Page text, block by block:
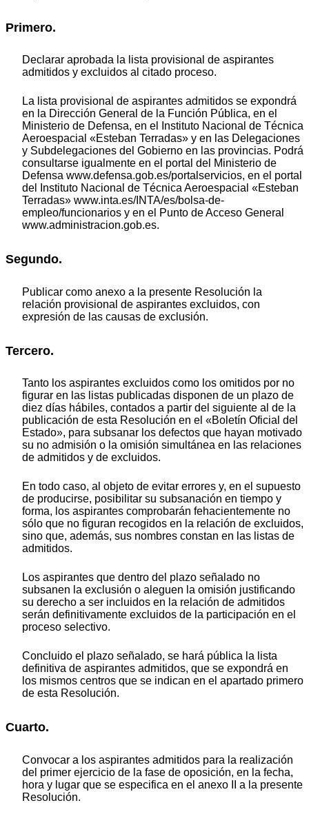
Primero.
Declarar aprobada la lista provisional de aspirantes
admitidos y excluidos al citado proceso.
La lista provisional de aspirantes admitidos se expondrá
en la Dirección General de la Función Pública, en el
Ministerio de Defensa, en el Instituto Nacional de Técnica
Aeroespacial «Esteban Terradas» y en las Delegaciones
y Subdelegaciones del Gobierno en las provincias. Podrá
consultarse igualmente en el portal del Ministerio de
Defensa www.defensa.gob.es/portalservicios, en el portal
del Instituto Nacional de Técnica Aeroespacial «Esteban
Terradas» www.inta.es/INTA/es/bolsa-de-
empleo/funcionarios y en el Punto de Acceso General
www.administracion.gob.es.
Segundo.
Publicar como anexo a la presente Resolución la
relación provisional de aspirantes excluidos, con
expresión de las causas de exclusión.
Tercero.
Tanto los aspirantes excluidos como los omitidos por no
figurar en las listas publicadas disponen de un plazo de
diez días hábiles, contados a partir del siguiente al de la
publicación de esta Resolución en el «Boletín Oficial del
Estado», para subsanar los defectos que hayan motivado
su no admisión o la omisión simultánea en las relaciones
de admitidos y de excluidos.
En todo caso, al objeto de evitar errores y, en el supuesto
de producirse, posibilitar su subsanación en tiempo y
forma, los aspirantes comprobarán fehacientemente no
sólo que no figuran recogidos en la relación de excluidos,
sino que, además, sus nombres constan en las listas de
admitidos.
Los aspirantes que dentro del plazo señalado no
subsanen la exclusión o aleguen la omisión justificando
su derecho a ser incluidos en la relación de admitidos
serán definitivamente excluidos de la participación en el
proceso selectivo.
Concluido el plazo señalado, se hará pública la lista
definitiva de aspirantes admitidos, que se expondrá en
los mismos centros que se indican en el apartado primero
de esta Resolución.
Cuarto.
Convocar a los aspirantes admitidos para la realización
del primer ejercicio de la fase de oposición, en la fecha,
hora y lugar que se especifica en el anexo II a la presente
Resolución.